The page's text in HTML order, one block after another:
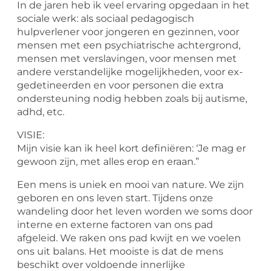
In de jaren heb ik veel ervaring opgedaan in het
sociale werk: als sociaal pedagogisch
hulpverlener voor jongeren en gezinnen, voor
mensen met een psychiatrische achtergrond,
mensen met verslavingen, voor mensen met
andere verstandelijke mogelijkheden, voor ex-
gedetineerden en voor personen die extra
ondersteuning nodig hebben zoals bij autisme,
adhd, etc.
VISIE:
Mijn visie kan ik heel kort definiëren: ‘Je mag er
gewoon zijn, met alles erop en eraan.”
Een mens is uniek en mooi van nature. We zijn
geboren en ons leven start. Tijdens onze
wandeling door het leven worden we soms door
interne en externe factoren van ons pad
afgeleid. We raken ons pad kwijt en we voelen
ons uit balans. Het mooiste is dat de mens
beschikt over voldoende innerlijke